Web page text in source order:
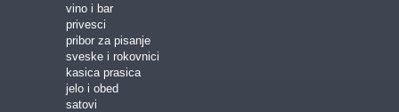
vino i bar
privesci
pribor za pisanje
sveske i rokovnici
kasica prasica
jelo i obed
satovi